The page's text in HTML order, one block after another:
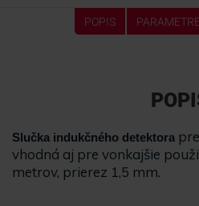
POPIS PARAMETRE
Slučka indukčného detektora
vhodná aj pre vonkajšie
metrov, prierez 1,5 mm.